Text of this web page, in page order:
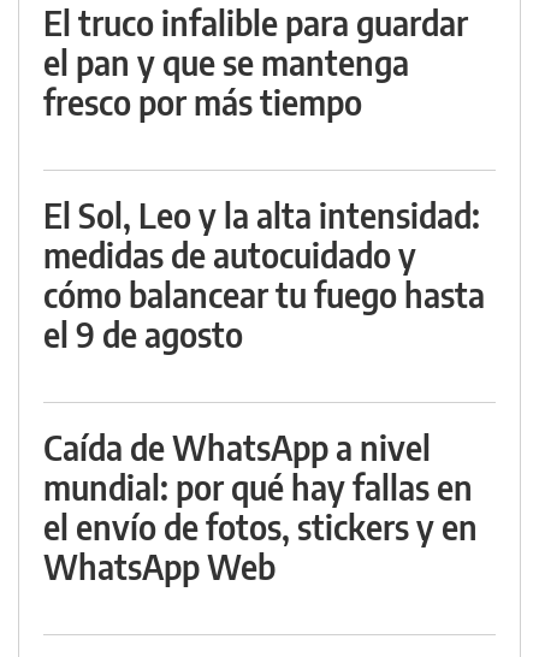
El truco infalible para guardar
el pan y que se mantenga
fresco por más tiempo
El Sol, Leo y la alta intensidad:
medidas de autocuidado y
cómo balancear tu fuego hasta
el 9 de agosto
Caída de WhatsApp a nivel
mundial: por qué hay fallas en
el envío de fotos, stickers y en
WhatsApp Web